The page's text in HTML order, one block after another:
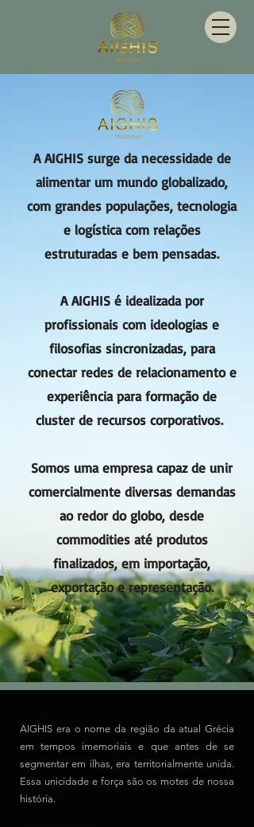
A AIGHIS surge da necessidade de
alimentar um mundo globalizado,
com grandes populações, tecnologia
e logística com relações
estruturadas e bem pensadas.
A AIGHIS é idealizada por
profissionais com ideologias e
filosofias sincronizadas, para
conectar redes de relacionamento e
experiência para formação de
cluster de recursos corporativos.
Somos uma empresa capaz de unir
comercialmente diversas demandas
ao redor do globo, desde
commodities até produtos
finalizados, em importação,
exportação e representação.
AIGHIS era o nome da região da atual Grécia
em tempos imemoriais e que antes de se
segmentar em ilhas, era territorialmente unida.
Essa unicidade e força são os motes de nossa
história.